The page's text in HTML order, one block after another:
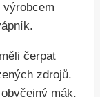
čerpat
zdrojů.
mák.